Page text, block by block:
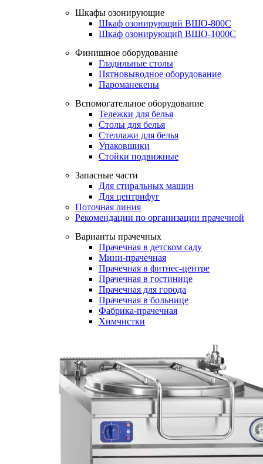
Шкафы озонирующие
Шкаф озонирующий ВШО-800С
Шкаф озонирующий ВШО-1000С
Финишное оборудование
Гладильные столы
Пятновыводное оборудование
Пароманекены
Вспомогательное оборудование
Тележки для белья
Столы для белья
Стеллажи для белья
Упаковщики
Стойки подвижные
Запасные части
Для стиральных машин
Для центрифуг
Поточная линия
Рекомендации по организации прачечной
Варианты прачечных
Прачечная в детском саду
Мини-прачечная
Прачечная в фитнес-центре
Прачечная в гостинице
Прачечная для города
Прачечная в больнице
Фабрика-прачечная
Химчистки